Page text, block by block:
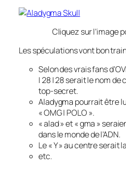
Cliquez sur l’image
Les spéculations vont bon
Selon des vrais fans
| 28 | 28 serait le nom de
top-secret.
Aladygma pourrait être
« OMG | POLO ».
« alad » et « gma »
dans le monde de l’ADN.
Le « Y » au centre serait
etc.